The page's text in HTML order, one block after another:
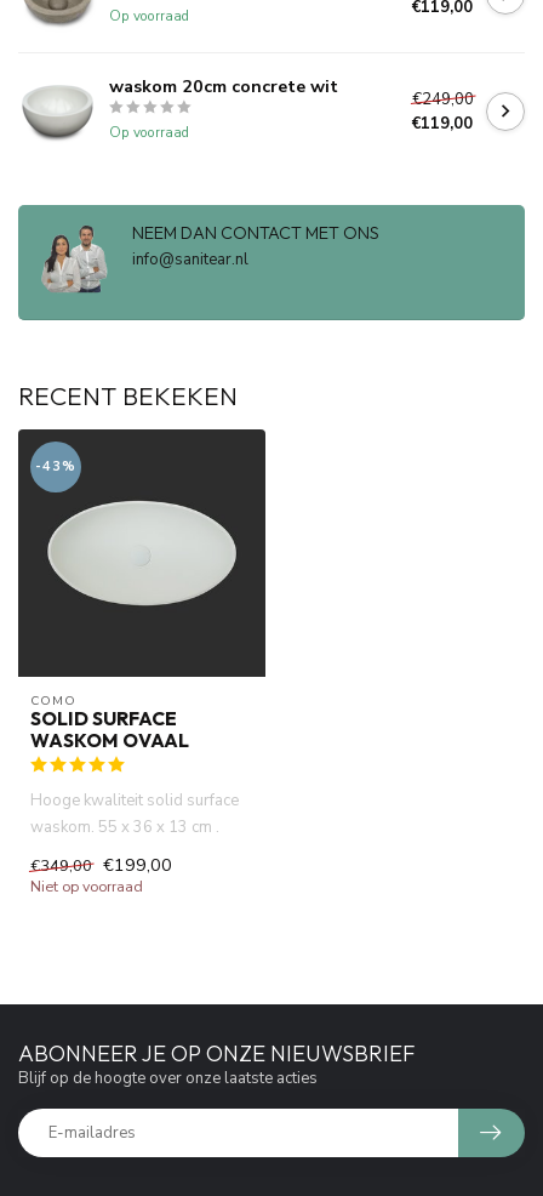
Op voorraad €119,00
waskom 20cm concrete wit
Op voorraad
€249,00
€119,00
NEEM DAN CONTACT MET ONS
info@sanitear.nl
RECENT BEKEKEN
-43%
COMO
SOLID SURFACE
WASKOM OVAAL
Hooge kwaliteit solid surface
waskom. 55 x 36 x 13 cm .
Opzet waskom in mat wit...
€349,00 €199,00
Niet op voorraad
ABONNEER JE OP ONZE NIEUWSBRIEF
Blijf op de hoogte over onze laatste acties